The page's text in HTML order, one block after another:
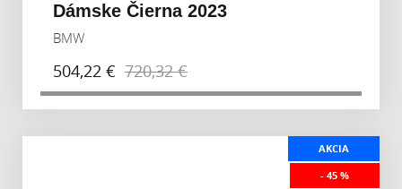
Dámske Čierna 2023
BMW
504,22 € 720,32 €
AKCIA
- 45 %